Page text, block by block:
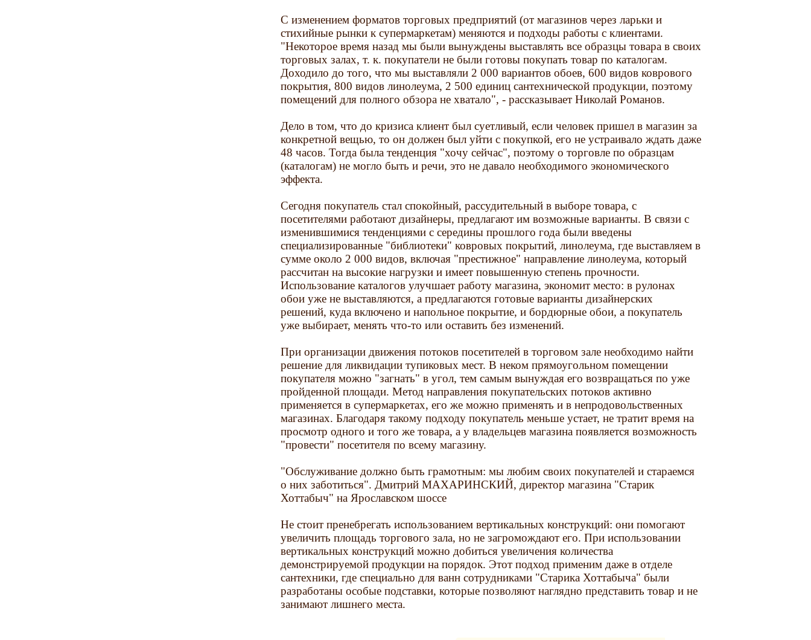
С изменением форматов торговых предприятий (от магазинов через ларьки и
стихийные рынки к супермаркетам) меняются и подходы работы с клиентами.
"Некоторое время назад мы были вынуждены выставлять все образцы товара в своих
торговых залах, т. к. покупатели не были готовы покупать товар по каталогам.
Доходило до того, что мы выставляли 2 000 вариантов обоев, 600 видов коврового
покрытия, 800 видов линолеума, 2 500 единиц сантехнической продукции, поэтому
помещений для полного обзора не хватало", - рассказывает Николай Романов.
Дело в том, что до кризиса клиент был суетливый, если человек пришел в магазин за
конкретной вещью, то он должен был уйти с покупкой, его не устраивало ждать даже
48 часов. Тогда была тенденция "хочу сейчас", поэтому о торговле по образцам
(каталогам) не могло быть и речи, это не давало необходимого экономического
эффекта.
Сегодня покупатель стал спокойный, рассудительный в выборе товара, с
посетителями работают дизайнеры, предлагают им возможные варианты. В связи с
изменившимися тенденциями с середины прошлого года были введены
специализированные "библиотеки" ковровых покрытий, линолеума, где выставляем в
сумме около 2 000 видов, включая "престижное" направление линолеума, который
рассчитан на высокие нагрузки и имеет повышенную степень прочности.
Использование каталогов улучшает работу магазина, экономит место: в рулонах
обои уже не выставляются, а предлагаются готовые варианты дизайнерских
решений, куда включено и напольное покрытие, и бордюрные обои, а покупатель
уже выбирает, менять что-то или оставить без изменений.
При организации движения потоков посетителей в торговом зале необходимо найти
решение для ликвидации тупиковых мест. В неком прямоугольном помещении
покупателя можно "загнать" в угол, тем самым вынуждая его возвращаться по уже
пройденной площади. Метод направления покупательских потоков активно
применяется в супермаркетах, его же можно применять и в непродовольственных
магазинах. Благодаря такому подходу покупатель меньше устает, не тратит время на
просмотр одного и того же товара, а у владельцев магазина появляется возможность
"провести" посетителя по всему магазину.
"Обслуживание должно быть грамотным: мы любим своих покупателей и стараемся
о них заботиться". Дмитрий МАХАРИНСКИЙ, директор магазина "Старик
Хоттабыч" на Ярославском шоссе
Не стоит пренебрегать использованием вертикальных конструкций: они помогают
увеличить площадь торгового зала, но не загромождают его. При использовании
вертикальных конструкций можно добиться увеличения количества
демонстрируемой продукции на порядок. Этот подход применим даже в отделе
сантехники, где специально для ванн сотрудниками "Старика Хоттабыча" были
разработаны особые подставки, которые позволяют наглядно представить товар и не
занимают лишнего места.